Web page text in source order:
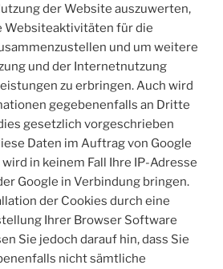
der Website auszuwerten,
Websiteaktivitäten für die
und um weitere
und der Internetnutzung
zu erbringen. Auch wird
gegebenenfalls an Dritte
gesetzlich vorgeschrieben
Daten im Auftrag von Google
in keinem Fall Ihre IP-Adresse
Google in Verbindung bringen.
der Cookies durch eine
Ihrer Browser Software
Sie jedoch darauf hin, dass Sie
nicht sämtliche